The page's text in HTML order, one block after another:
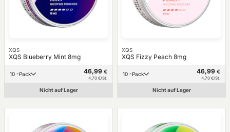
XQS
XQS Blueberry Mint 8mg
10 -Pack 46,99 €
4,70 €/St.
Nicht auf Lager
XQS
XQS Fizzy Peach 8mg
10 -Pack 46,99 €
4,70 €/St.
Nicht auf Lager